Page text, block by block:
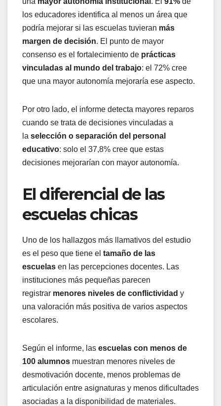
los educadores identifica al menos un área que
podría mejorar si las escuelas tuvieran más
margen de decisión. El punto de mayor
consenso es el fortalecimiento de prácticas
vinculadas al mundo del trabajo: el 72% cree
que una mayor autonomía mejoraría ese aspecto.
Por otro lado, el informe detecta mayores reparos
cuando se trata de decisiones vinculadas a
la selección o separación del personal
educativo: solo el 37,8% cree que estas
decisiones mejorarían con mayor autonomía.
El diferencial de las
escuelas chicas
Uno de los hallazgos más llamativos del estudio
es el peso que tiene el tamaño de las
escuelas en las percepciones docentes. Las
instituciones más pequeñas parecen
registrar menores niveles de conflictividad y
una valoración más positiva de varios aspectos
escolares.
Según el informe, las escuelas con menos de
100 alumnos muestran menores niveles de
desmotivación docente, menos problemas de
articulación entre asignaturas y menos dificultades
asociadas a la disponibilidad de materiales.